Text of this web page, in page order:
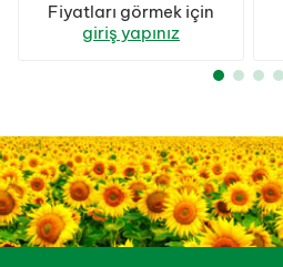
Fiyatları görmek için
giriş yapınız